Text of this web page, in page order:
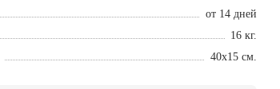
от 14 дней
16 кг.
40х15 см.